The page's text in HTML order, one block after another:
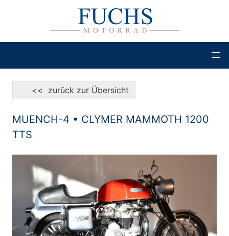
<< zurück zur Übersicht
MUENCH-4 • CLYMER MAMMOTH 1200
TTS